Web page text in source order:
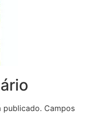
publicado. Campos